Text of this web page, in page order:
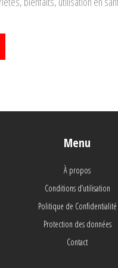
Menu
À propos
Conditions d’utilisation
Politique de Confidentialité
Protection des données
Contact